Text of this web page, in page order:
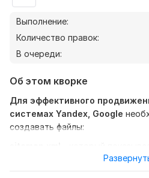
Выполнение:
Количество правок:
В очереди:
Об этом кворке
Для эффективного
системах Yandex, Google
создавать файлы:
то есть все страницы, которые
navintx
+++++++++